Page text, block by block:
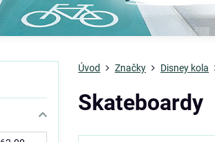
Úvod Značky Disney kola
Skateboardy